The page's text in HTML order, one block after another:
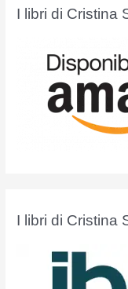
I libri di Cristina
I libri di Cristina